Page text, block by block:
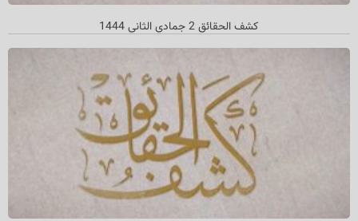
كشف الحقائق 2 جمادي الثاني 1444